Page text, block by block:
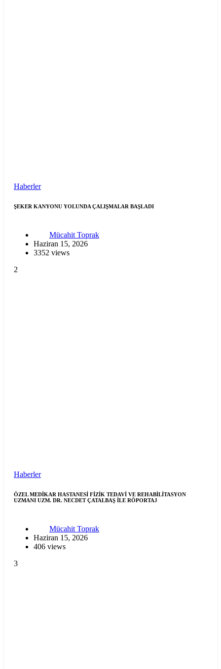
Haberler
ŞEKER KANYONU YOLUNDA ÇALIŞMALAR BAŞLADI
Mücahit Toprak
Haziran 15, 2026
3352 views
2
Haberler
ÖZEL MEDİKAR HASTANESİ FİZİK TEDAVİ VE REHABİLİTASYON
UZMANI UZM. DR. NECDET ÇATALBAŞ İLE RÖPORTAJ
Mücahit Toprak
Haziran 15, 2026
406 views
3